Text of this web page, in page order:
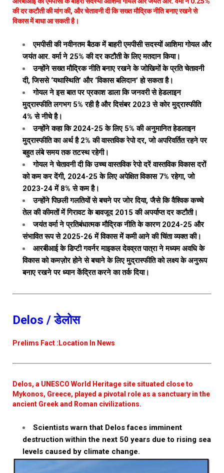
की दर कटौती की मांग की, और चेतावनी दी कि सख्त मौद्रिक नीति बनाए रखने से
विकास में बाधा आ सकती है।
एमपीसी की नवीनतम बैठक में बाहरी एमपीसी सदस्यों आशिमा गोयल और
जयंत आर. वर्मा ने 25% की दर कटौती के लिए मतदान किया।
उन्होंने सख्त मौद्रिक नीति बनाए रखने के जोखिमों के प्रति चेतावनी
दी, जिससे ‘यथास्थिति’ और ‘विकास बलिदान’ हो सकता है।
गोयल ने इस बात पर प्रकाश डाला कि जनवरी से हेडलाइन
मुद्रास्फीति लगभग 5% रही है और दिसंबर 2023 से कोर मुद्रास्फीति
4% से नीचे है।
उन्होंने कहा कि 2024-25 के लिए 5% की अनुमानित हेडलाइन
मुद्रास्फीति का अर्थ है 2% की वास्तविक रेपो दर, जो अपरिवर्तित रहने पर
बहुत लंबे समय तक तटस्थ रहेगी।
गोयल ने चेतावनी दी कि उच्च वास्तविक रेपो दरें वास्तविक विकास दरों
को कम कर देंगी, 2024-25 के लिए अपेक्षित विकास 7% रहेगा, जो
2023-24 में 8% से कम है।
उन्होंने पिछली गलतियों से बचने पर जोर दिया, जैसे कि वैश्विक कच्चे
तेल की कीमतों में गिरावट के बावजूद 2015 की अपर्याप्त दर कटौती।
जयंत वर्मा ने प्रतिबंधात्मक मौद्रिक नीति के कारण 2024-25 और
संभावित रूप से 2025-26 में विकास में कमी आने की चिंता व्यक्त की।
आरबीआई के डिप्टी गवर्नर माइकल देवव्रत पात्रा ने मध्यम अवधि के
विकास को कमज़ोर होने से बचाने के लिए मुद्रास्फीति को लक्ष्य के अनुरूप
बनाए रखने पर ध्यान केंद्रित करने का तर्क दिया।
Delos / डेलोस
Prelims Fact :Location In News
Delos, a UNESCO World Heritage site situated close to
Mykonos, Greece, played a pivotal role as a sanctuary in the
ancient Greek and Roman civilizations.
Scientists warn that Delos faces imminent
destruction within the next 50 years due to rising sea
levels caused by climate change.